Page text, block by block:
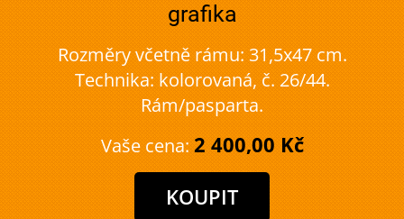
grafika
Rozměry včetně rámu: 31,5x47 cm.
Technika: kolorovaná, č. 26/44.
Rám/pasparta.
Vaše cena: 2 400,00 Kč